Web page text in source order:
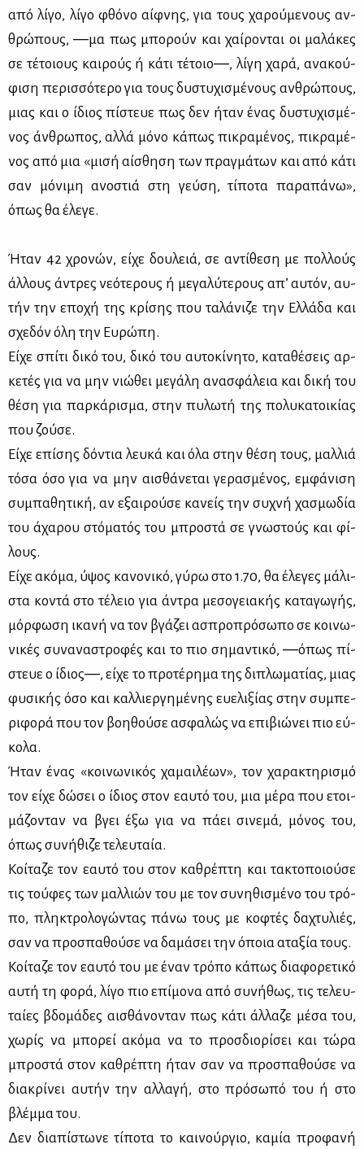
από λί­γο, λί­γο φθό­νο αίφ­νης, για τους χα­ρού­με­νους αν­
θρώ­πους, ―μα πως μπο­ρούν και χαί­ρο­νται οι μα­λά­κες
σε τέ­τοιους και­ρούς ή κά­τι τέ­τοιο―, λί­γη χα­ρά, ανα­κού­
φι­ση πε­ρισ­σό­τε­ρο για τους δυ­στυ­χι­σμέ­νους αν­θρώ­πους,
μιας και ο ίδιος πί­στευε πως δεν ήταν ένας δυ­στυ­χι­σμέ­
νος άν­θρω­πος, αλ­λά μό­νο κά­πως πι­κρα­μέ­νος, πι­κρα­μέ­
νος από μια «μι­σή αί­σθη­ση των πραγ­μά­των και από κά­τι
σαν μό­νι­μη ανο­στιά στη γεύ­ση, τί­πο­τα πα­ρα­πά­νω»,
όπως θα έλε­γε.
Ήταν 42 χρο­νών, εί­χε δου­λειά, σε αντί­θε­ση με πολ­λούς
άλ­λους άντρες νε­ό­τε­ρους ή με­γα­λύ­τε­ρους απ’ αυ­τόν, αυ­
τήν την επο­χή της κρί­σης που τα­λά­νι­ζε την Ελ­λά­δα και
σχε­δόν όλη την Ευ­ρώ­πη.
Εί­χε σπί­τι δι­κό του, δι­κό του αυ­το­κί­νη­το, κα­τα­θέ­σεις αρ­
κε­τές για να μην νιώ­θει με­γά­λη ανα­σφά­λεια και δι­κή του
θέ­ση για παρ­κά­ρι­σμα, στην πυ­λω­τή της πο­λυ­κα­τοι­κί­ας
που ζού­σε.
Εί­χε επί­σης δό­ντια λευ­κά και όλα στην θέ­ση τους, μαλ­λιά
τό­σα όσο για να μην αι­σθά­νε­ται γε­ρα­σμέ­νος, εμ­φά­νι­ση
συ­μπα­θη­τι­κή, αν εξαι­ρού­σε κα­νείς την συ­χνή χα­σμω­δία
του άχα­ρου στό­μα­τός του μπρο­στά σε γνω­στούς και φί­
λους.
Εί­χε ακό­μα, ύψος κα­νο­νι­κό, γύ­ρω στο 1.70, θα έλε­γες μά­λι­
στα κο­ντά στο τέ­λειο για άντρα με­σο­γεια­κής κα­τα­γω­γής,
μόρ­φω­ση ικα­νή να τον βγά­ζει ασπρο­πρό­σω­πο σε κοι­νω­
νι­κές συ­να­να­στρο­φές και το πιο ση­μα­ντι­κό, ―όπως πί­
στευε ο ίδιος―, εί­χε το προ­τέ­ρη­μα της δι­πλω­μα­τί­ας, μιας
φυ­σι­κής όσο και καλ­λιερ­γη­μέ­νης ευ­ε­λι­ξί­ας στην συ­μπε­
ρι­φο­ρά που τον βοη­θού­σε ασφα­λώς να επι­βιώ­νει πιο εύ­
κο­λα.
Ήταν ένας «κοι­νω­νι­κός χα­μαι­λέ­ων», τον χα­ρα­κτη­ρι­σμό
τον εί­χε δώ­σει ο ίδιος στον εαυ­τό του, μια μέ­ρα που ετοι­
μά­ζο­νταν να βγει έξω για να πά­ει σι­νε­μά, μό­νος του,
όπως συ­νή­θι­ζε τε­λευ­ταία.
Κοί­τα­ζε τον εαυ­τό του στον κα­θρέ­πτη και τα­κτο­ποιού­σε
τις τού­φες των μαλ­λιών του με τον συ­νη­θι­σμέ­νο του τρό­
πο, πλη­κτρο­λο­γώ­ντας πά­νω τους με κο­φτές δα­χτυ­λιές,
σαν να προ­σπα­θού­σε να δα­μά­σει την όποια ατα­ξία τους.
Κοί­τα­ζε τον εαυ­τό του με έναν τρό­πο κά­πως δια­φο­ρε­τι­κό
αυ­τή τη φο­ρά, λί­γο πιο επί­μο­να από συ­νή­θως, τις τε­λευ­
ταί­ες βδο­μά­δες αι­σθά­νο­νταν πως κά­τι άλ­λα­ζε μέ­σα του,
χω­ρίς να μπο­ρεί ακό­μα να το προσ­διο­ρί­σει και τώ­ρα
μπρο­στά στον κα­θρέ­πτη ήταν σαν να προ­σπα­θού­σε να
δια­κρί­νει αυ­τήν την αλ­λα­γή, στο πρό­σω­πό του ή στο
βλέμ­μα του.
Δεν δια­πί­στω­νε τί­πο­τα το και­νούρ­γιο, κα­μία προ­φα­νή